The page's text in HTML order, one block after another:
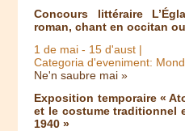
Concours littéraire
roman, chant en occitan
1 de mai - 15 d'aust |
Categoria d'eveniment:
Ne'n saubre mai »
Exposition temporaire «
et le costume traditionnel
1940 »